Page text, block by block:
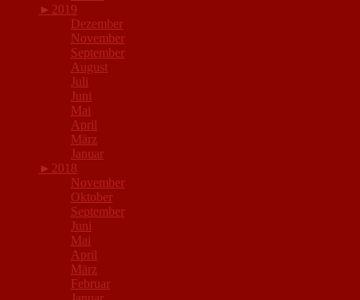
► 2019
Dezember
November
September
August
Juli
Juni
Mai
April
März
Januar
► 2018
November
Oktober
September
Juni
Mai
April
März
Februar